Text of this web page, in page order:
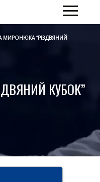
МИРОНЮКА “РІЗДВЯНИЙ
КУБОК”